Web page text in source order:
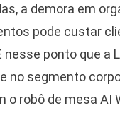
a demora em
pode custar
nesse ponto que a
no segmento
o robô de mesa AI